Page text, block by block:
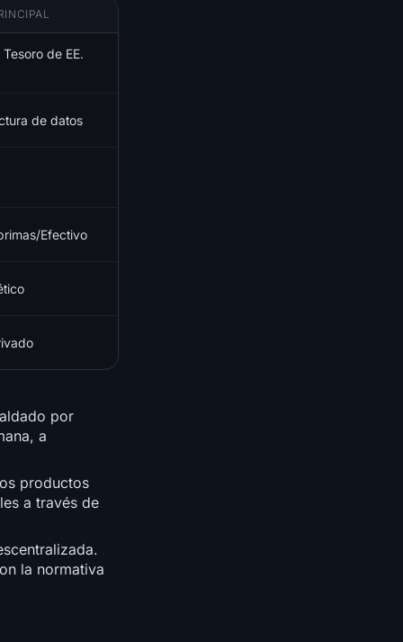
de EE.
de datos
Efectivo
por
a
productos
a través de
la normativa